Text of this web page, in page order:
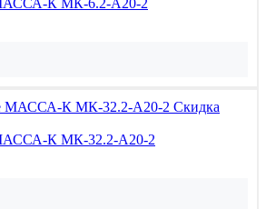
Скидка
К МК-32.2-А20-2